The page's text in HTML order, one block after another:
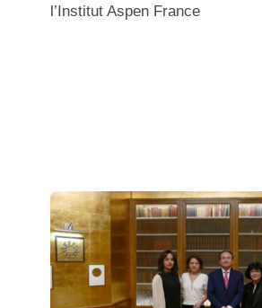
l’Institut Aspen France